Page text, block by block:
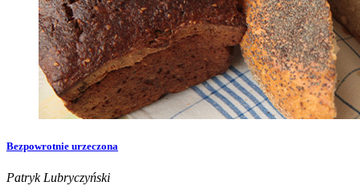
Bezpowrotnie urzeczona
Patryk Lubryczyński